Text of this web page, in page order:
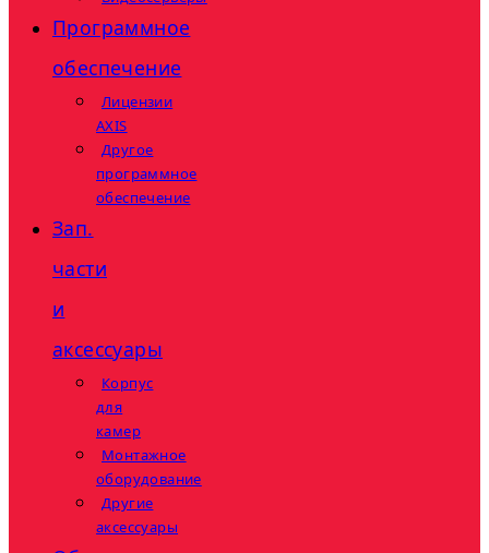
Программное
обеспечение
Лицензии
AXIS
Другое
программное
обеспечение
Зап.
части
и
аксессуары
Корпус
для
камер
Монтажное
оборудование
Другие
аксессуары